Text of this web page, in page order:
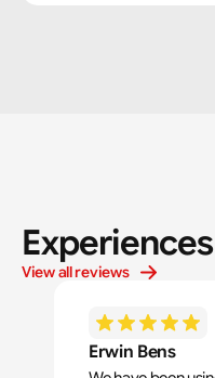
View all reviews
Erwin Bens